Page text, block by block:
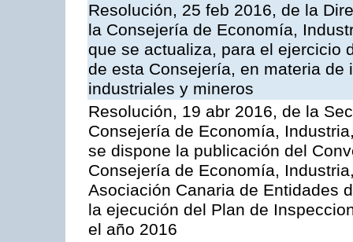
Resolución, 25 feb 2016, de la
la Consejería de Economía,
que se actualiza, para el ejercicio
de esta Consejería, en materia
industriales y mineros
Resolución, 19 abr 2016, de la
Consejería de Economía,
se dispone la publicación del
Consejería de Economía,
Asociación Canaria de Entidades
la ejecución del Plan de
el año 2016